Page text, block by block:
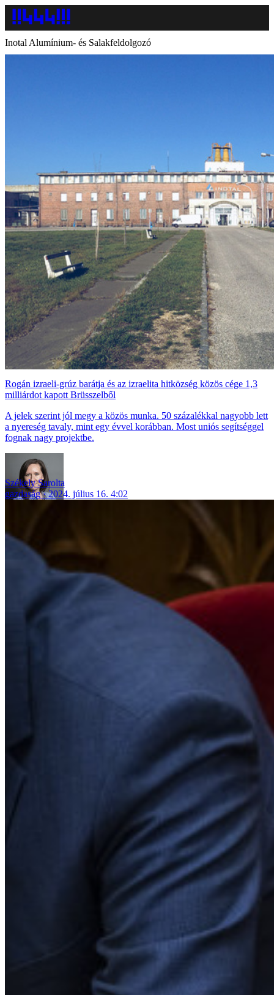
Inotal Alumínium- és Salakfeldolgozó
Rogán izraeli-grúz barátja és az izraelita hitközség közös cége 1,3
milliárdot kapott Brüsszelből
A jelek szerint jól megy a közös munka. 50 százalékkal nagyobb lett
a nyereség tavaly, mint egy évvel korábban. Most uniós segítséggel
fognak nagy projektbe.
Székely Sarolta
gazdaság
2024. július 16. 4:02